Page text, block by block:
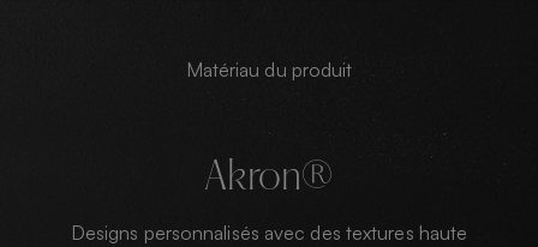
Matériau du produit
Akron®
Designs personnalisés avec des textures haute